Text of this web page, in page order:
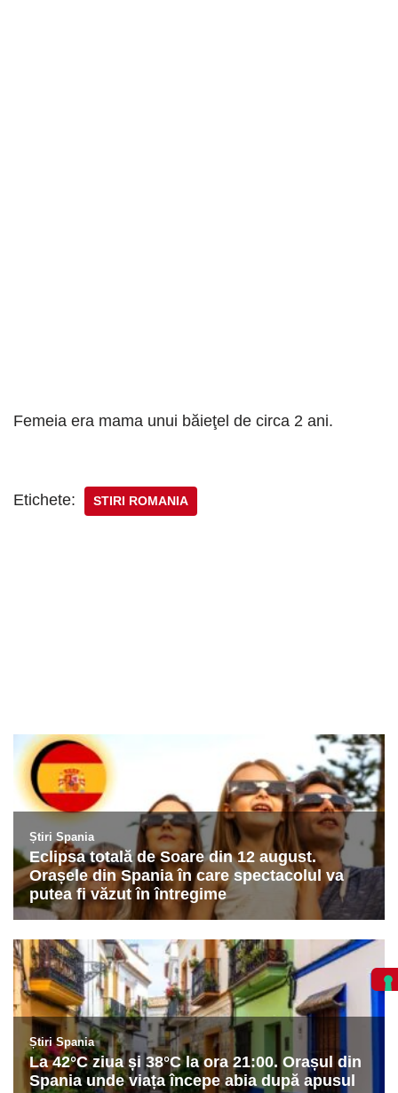
Femeia era mama unui băieţel de circa 2 ani.
Etichete: STIRI ROMANIA